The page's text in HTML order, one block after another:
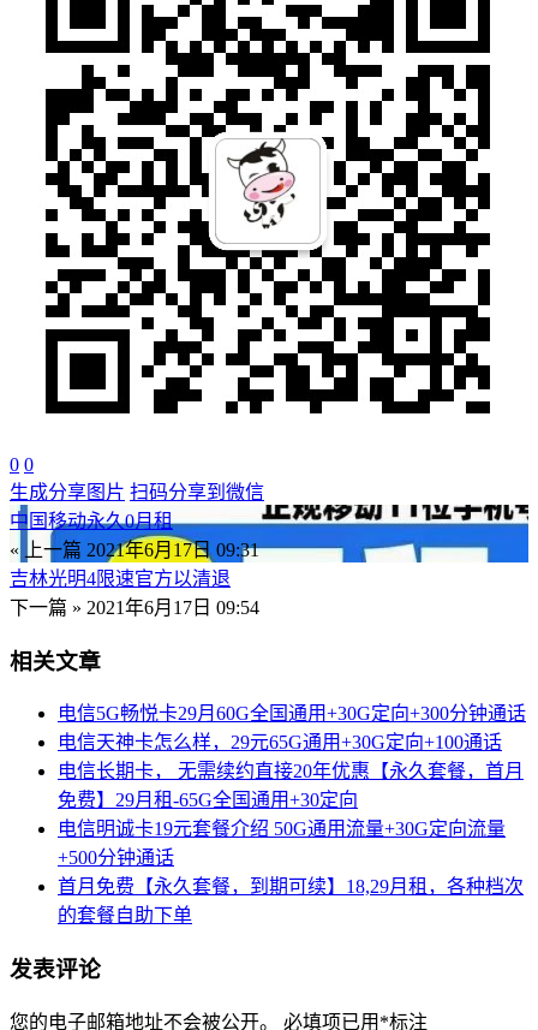
0 0
生成分享图片 扫码分享到微信
中国移动永久0月租
« 上一篇 2021年6月17日 09:31
吉林光明4限速官方以清退
下一篇 » 2021年6月17日 09:54
相关文章
电信5G畅悦卡29月60G全国通用+30G定向+300分钟通话
电信天神卡怎么样，29元65G通用+30G定向+100通话
电信长期卡， 无需续约直接20年优惠【永久套餐，首月
免费】29月租-65G全国通用+30定向
电信明诚卡19元套餐介绍 50G通用流量+30G定向流量
+500分钟通话
首月免费【永久套餐，到期可续】18,29月租，各种档次
的套餐自助下单
发表评论
您的电子邮箱地址不会被公开。 必填项已用 *标注